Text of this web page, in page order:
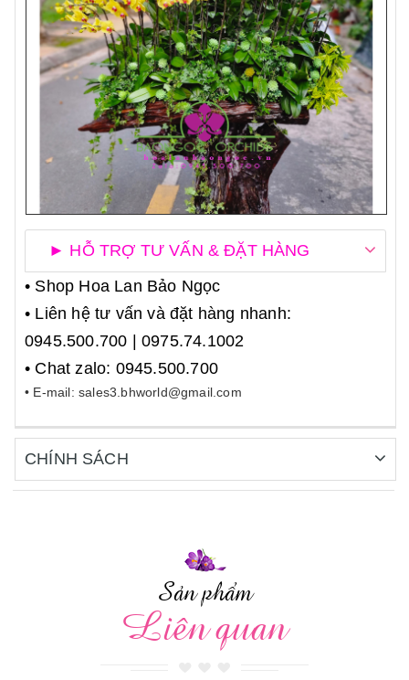
► HỖ TRỢ TƯ VẤN & ĐẶT HÀNG
• Shop Hoa Lan Bảo Ngọc
• Liên hệ tư vấn và đặt hàng nhanh:
0945.500.700 | 0975.74.1002
• Chat zalo: 0945.500.700
• E-mail: sales3.bhworld@gmail.com
CHÍNH SÁCH
Sản phẩm
Liên quan